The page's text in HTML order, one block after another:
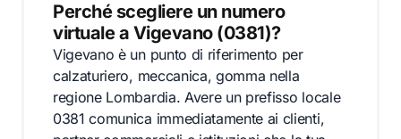
Perché scegliere un numero
virtuale a Vigevano (0381)?
Vigevano è un punto di riferimento per
calzaturiero, meccanica, gomma nella
regione Lombardia. Avere un prefisso locale
0381 comunica immediatamente ai clienti,